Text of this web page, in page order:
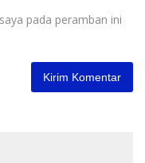
pada peramban ini